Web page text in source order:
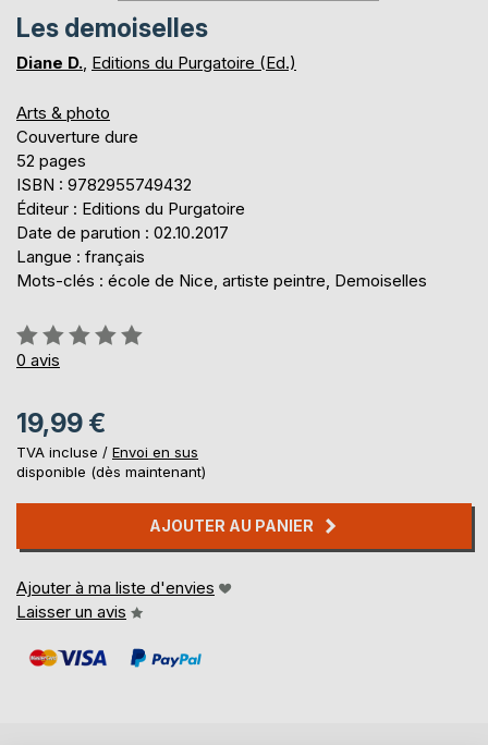
Les demoiselles
Diane D., Editions du Purgatoire (Ed.)
Arts & photo
Couverture dure
52 pages
ISBN : 9782955749432
Éditeur : Editions du Purgatoire
Date de parution : 02.10.2017
Langue : français
Mots-clés : école de Nice, artiste peintre, Demoiselles
Évaluation:
0%
0 avis
19,99 €
TVA incluse / Envoi en sus
disponible (dès maintenant)
AJOUTER AU PANIER
Ajouter à ma liste d'envies
Laisser un avis